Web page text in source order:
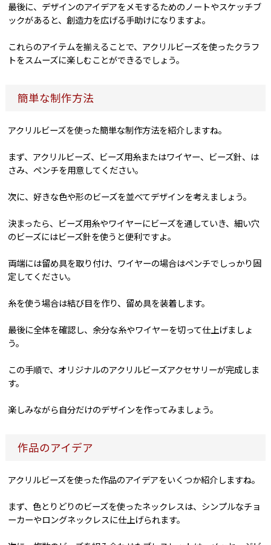
最後に、デザインのアイデアをメモするためのノートやスケッチブ
ックがあると、創造力を広げる手助けになりますよ。
これらのアイテムを揃えることで、アクリルビーズを使ったクラフ
トをスムーズに楽しむことができるでしょう。
簡単な制作方法
アクリルビーズを使った簡単な制作方法を紹介しますね。
まず、アクリルビーズ、ビーズ用糸またはワイヤー、ビーズ針、は
さみ、ペンチを用意してください。
次に、好きな色や形のビーズを並べてデザインを考えましょう。
決まったら、ビーズ用糸やワイヤーにビーズを通していき、細い穴
のビーズにはビーズ針を使うと便利ですよ。
両端には留め具を取り付け、ワイヤーの場合はペンチでしっかり固
定してください。
糸を使う場合は結び目を作り、留め具を装着します。
最後に全体を確認し、余分な糸やワイヤーを切って仕上げましょ
う。
この手順で、オリジナルのアクリルビーズアクセサリーが完成しま
す。
楽しみながら自分だけのデザインを作ってみましょう。
作品のアイデア
アクリルビーズを使った作品のアイデアをいくつか紹介しますね。
まず、色とりどりのビーズを使ったネックレスは、シンプルなチョ
ーカーやロングネックレスに仕上げられます。